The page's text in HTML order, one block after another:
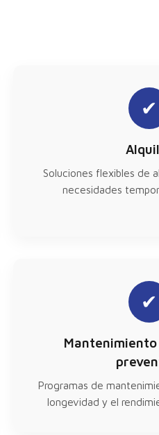
✔
Soluciones flexibles de
necesidades
✔
Programas de
longevidad y el